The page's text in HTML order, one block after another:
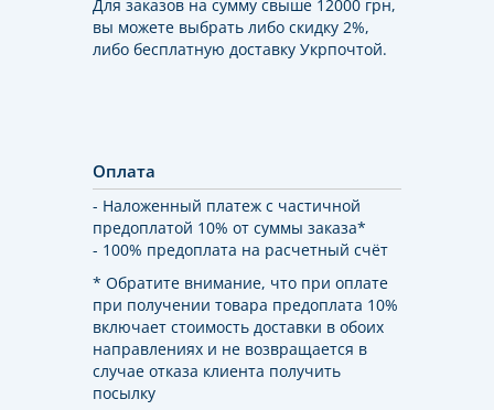
Для заказов на сумму свыше 12000 грн,
вы можете выбрать либо скидку 2%,
либо бесплатную доставку Укрпочтой.
Оплата
- Наложенный платеж с частичной
предоплатой 10% от суммы заказа*
- 100% предоплата на расчетный счёт
* Обратите внимание, что при оплате
при получении товара предоплата 10%
включает стоимость доставки в обоих
направлениях и не возвращается в
случае отказа клиента получить
посылку